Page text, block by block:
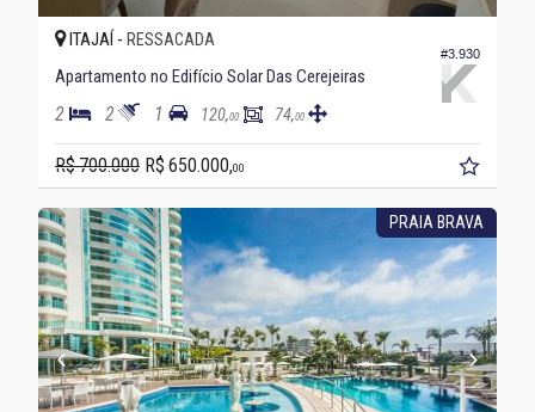
#3.930
ITAJAÍ - RESSACADA
Apartamento no Edifício Solar Das Cerejeiras
2 2 1 120,00 74,00
R$ 700.000 R$ 650.000,00
PRAIA BRAVA